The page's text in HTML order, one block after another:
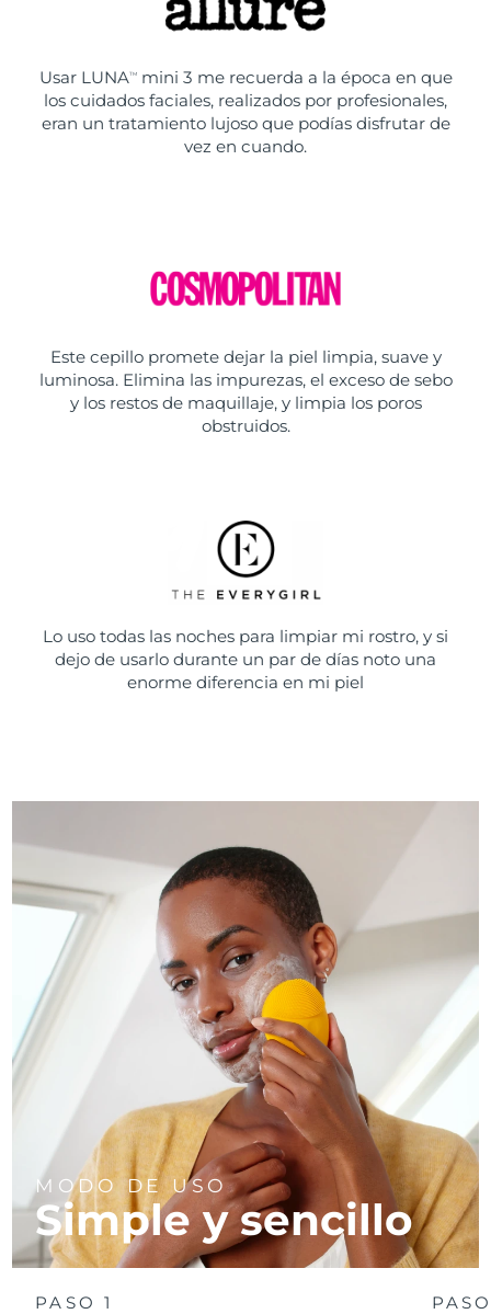
Usar LUNATMmini 3 me recuerda a la época en que
los cuidados faciales, realizados por profesionales,
eran un tratamiento lujoso que podías disfrutar de
vez en cuando.
Este cepillo promete dejar la piel limpia, suave y
luminosa. Elimina las impurezas, el exceso de sebo
y los restos de maquillaje, y limpia los poros
obstruidos.
Lo uso todas las noches para limpiar mi rostro, y si
dejo de usarlo durante un par de días noto una
enorme diferencia en mi piel
MODO DE USO
Simple y sencillo
PASO 1